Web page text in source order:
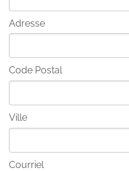
Adresse
Code Postal
Ville
Courriel